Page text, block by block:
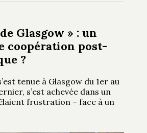
Glasgow » : un
coopération post-
?
tenue à Glasgow du 1er au
s’est achevée dans un
frustration – face à un